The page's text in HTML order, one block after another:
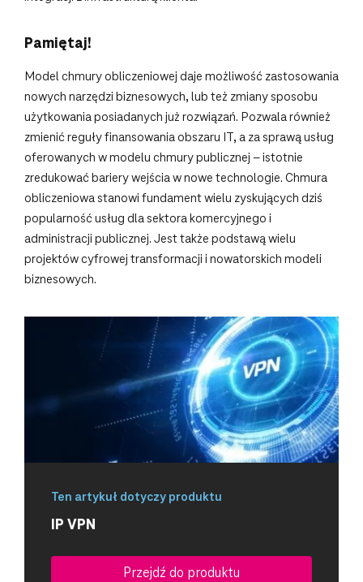
Pamiętaj!
Model chmury obliczeniowej daje możliwość zastosowania
nowych narzędzi biznesowych, lub też zmiany sposobu
użytkowania posiadanych już rozwiązań. Pozwala również
zmienić reguły finansowania obszaru IT, a za sprawą usług
oferowanych w modelu chmury publicznej – istotnie
zredukować bariery wejścia w nowe technologie. Chmura
obliczeniowa stanowi fundament wielu zyskujących dziś
popularność usług dla sektora komercyjnego i
administracji publicznej. Jest także podstawą wielu
projektów cyfrowej transformacji i nowatorskich modeli
biznesowych.
Ten artykuł dotyczy produktu
IP VPN
Przejdź do produktu